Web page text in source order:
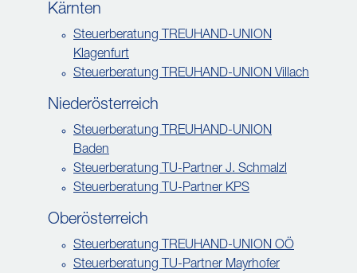
Kärnten
Steuerberatung TREUHAND-UNION
Klagenfurt
Steuerberatung TREUHAND-UNION Villach
Niederösterreich
Steuerberatung TREUHAND-UNION
Baden
Steuerberatung TU-Partner J. Schmalzl
Steuerberatung TU-Partner KPS
Oberösterreich
Steuerberatung TREUHAND-UNION OÖ
Steuerberatung TU-Partner Mayrhofer